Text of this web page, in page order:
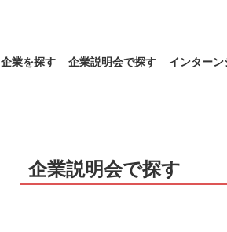
企業を探す 企業説明会で探す インター
企業説明会で探す